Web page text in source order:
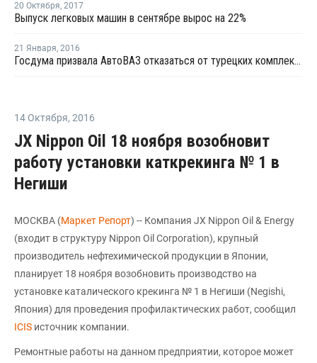
20 Октября, 2017
Выпуск легковых машин в сентябре вырос на 22%
21 Января, 2016
Госдума призвала АвтоВАЗ отказаться от турецких комплектующих
14 Октября, 2016
JX Nippon Oil 18 ноября возобновит
работу установки каткрекинга № 1 в
Негиши
МОСКВА (Маркет Репорт) -- Компания JX Nippon Oil & Energy
(входит в структуру Nippon Oil Corporation), крупный
производитель нефтехимической продукции в Японии,
планирует 18 ноября возобновить производство на
установке каталического крекинга № 1 в Негиши (Negishi,
Япония) для проведения профилактических работ, сообщил
ICIS источник компании.
Ремонтные работы на данном предприятии, которое может